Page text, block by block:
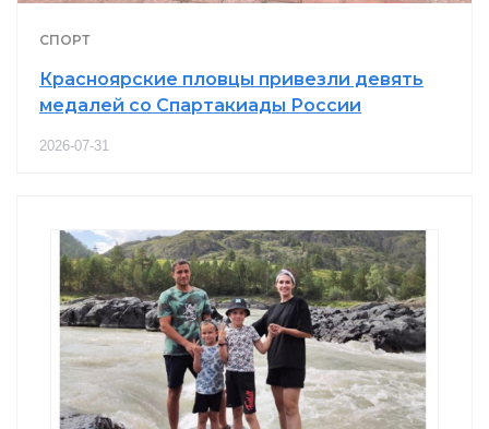
СПОРТ
Красноярские пловцы привезли девять
медалей со Спартакиады России
2026-07-31